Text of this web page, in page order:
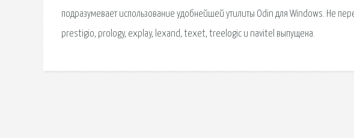
подразумевает использование удобнейшей утилиты Odin для Windows. Не
prestigio, prology, explay, lexand, texet, treelogic и navitel выпущена.